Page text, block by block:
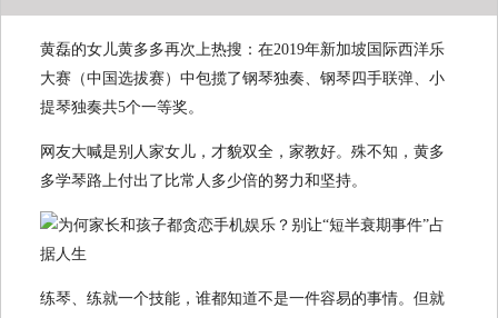
黄磊的女儿黄多多再次上热搜：在2019年新加坡国际西洋乐
大赛（中国选拔赛）中包揽了钢琴独奏、钢琴四手联弹、小
提琴独奏共5个一等奖。
网友大喊是别人家女儿，才貌双全，家教好。殊不知，黄多
多学琴路上付出了比常人多少倍的努力和坚持。
练琴、练就一个技能，谁都知道不是一件容易的事情。但就